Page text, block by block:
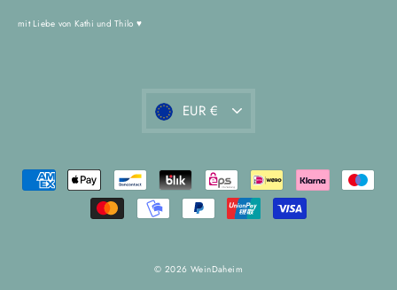
mit Liebe von Kathi und Thilo ♥
Währung
EUR €
© 2026 WeinDaheim